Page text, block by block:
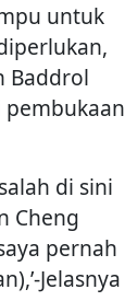
untuk
Baddrol
di sini
Cheng
pernah
Jelasnya